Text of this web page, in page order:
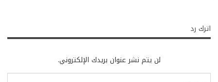
اترك رد
لن يتم نشر عنوان بريدك الإلكتروني.